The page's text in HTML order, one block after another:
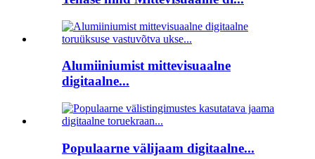
Alumiiniumist mittevisuaalne
digitaalne...
Populaarne välijaam digitaalne...